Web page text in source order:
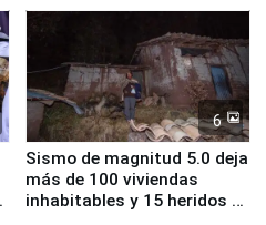
6
Sismo de magnitud 5.0 deja
más de 100 viviendas
inhabitables y 15 heridos en